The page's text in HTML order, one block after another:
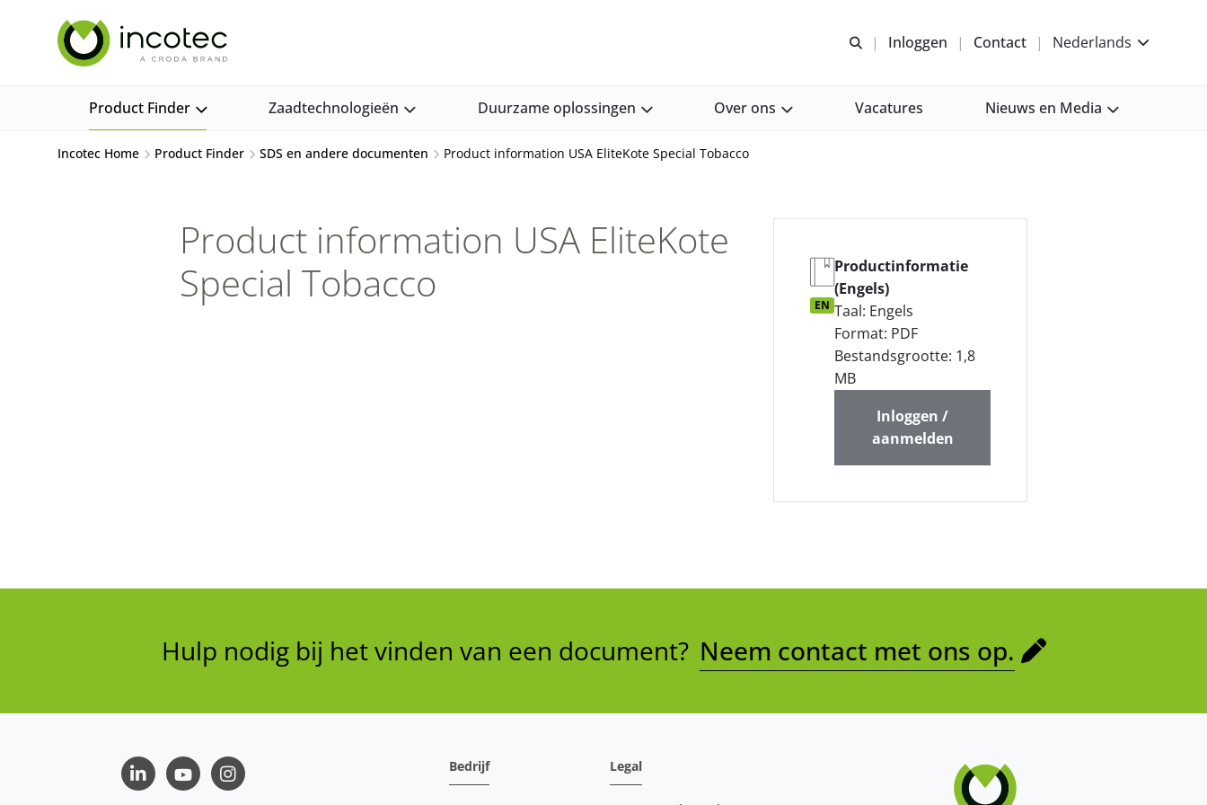
Open zoeken
Inloggen Contact Nederlands
Product Finder Zaadtechnologieën Duurzame oplossingen Over ons Vacatures Nieuws en Media
Incotec Home Product Finder SDS en andere documenten Product information USA EliteKote Special Tobacco
Product information USA EliteKote
Special Tobacco
EN
Productinformatie
(Engels)
Taal: Engels
Format: PDF
Bestandsgrootte: 1,8
MB
Inloggen /
aanmelden
Hulp nodig bij het vinden van een document? Neem contact met ons op.
LinkedInYoutubeInstagram
Bedrijf Legal